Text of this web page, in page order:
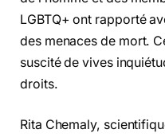
LGBTQ+ ont rapporté
des menaces de mort.
suscité de vives
droits.
Rita Chemaly,